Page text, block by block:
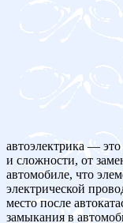
автоэлектрика — это
и сложности, от
автомобиле, что
электрической
место после
замыкания в